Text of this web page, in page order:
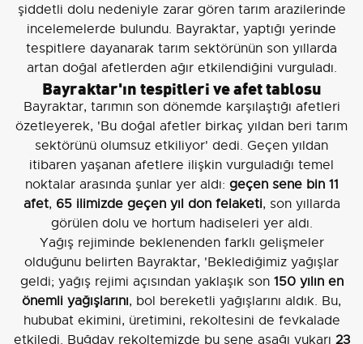
şiddetli dolu nedeniyle zarar gören tarım arazilerinde
incelemelerde bulundu. Bayraktar, yaptığı yerinde
tespitlere dayanarak tarım sektörünün son yıllarda
artan doğal afetlerden ağır etkilendiğini vurguladı.
Bayraktar'ın tespitleri ve afet tablosu
Bayraktar, tarımın son dönemde karşılaştığı afetleri
özetleyerek, 'Bu doğal afetler birkaç yıldan beri tarım
sektörünü olumsuz etkiliyor' dedi. Geçen yıldan
itibaren yaşanan afetlere ilişkin vurguladığı temel
noktalar arasında şunlar yer aldı: geçen sene bin 11
afet, 65 ilimizde geçen yıl don felaketi, son yıllarda
görülen dolu ve hortum hadiseleri yer aldı.
Yağış rejiminde beklenenden farklı gelişmeler
olduğunu belirten Bayraktar, 'Beklediğimiz yağışlar
geldi; yağış rejimi açısından yaklaşık son 150 yılın en
önemli yağışlarını, bol bereketli yağışlarını aldık. Bu,
hububat ekimini, üretimini, rekoltesini de fevkalade
etkiledi. Buğday rekoltemizde bu sene aşağı yukarı 23